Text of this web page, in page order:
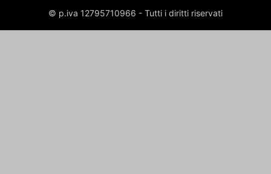
© p.iva 12795710966 - Tutti i diritti riservati